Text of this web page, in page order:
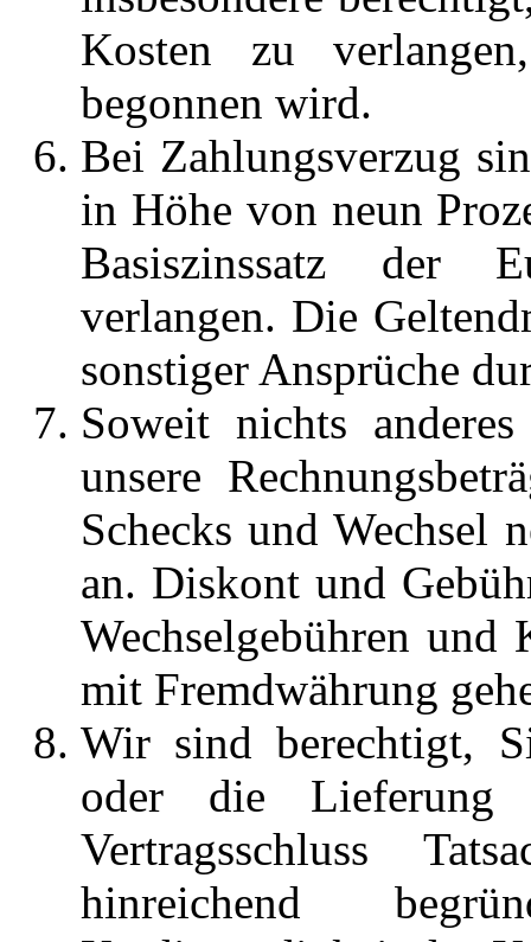
Kosten zu
begonnen wird.
Bei Zahlungsverzug
in Höhe von neun
Basiszinssatz der
verlangen. Die
sonstiger Ansprüche
Soweit nichts
unsere
Schecks und Wechsel
an. Diskont und
Wechselgebühren und
mit Fremdwährung
Wir sind berechtigt,
oder die Lieferung
Vertragsschluss
hinreichend